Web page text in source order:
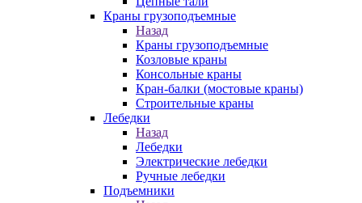
Краны грузоподъемные
Назад
Краны грузоподъемные
Козловые краны
Консольные краны
Кран-балки (мостовые краны)
Строительные краны
Лебедки
Назад
Лебедки
Электрические лебедки
Ручные лебедки
Подъемники